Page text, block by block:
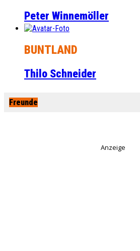
Peter Winnemöller
BUNTLAND
Thilo Schneider
Freunde
Anzeige